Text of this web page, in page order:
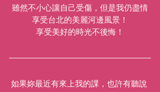
雖然不小心讓自己受傷，但是我仍盡情
享受台北的美麗河邊風景！
享受美好的時光不後悔！